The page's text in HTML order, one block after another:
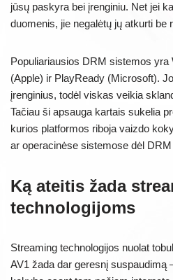
jūsų paskyra bei įrenginiu. Net jei
duomenis, jie negalėtų jų atkurti be
Populiariausios DRM sistemos
(Apple) ir PlayReady (Microsoft).
įrenginius, todėl viskas veikia
Tačiau ši apsauga kartais sukelia
kurios platformos riboja vaizdo
ar operacinėse sistemose dėl
Ką ateitis žada
technologijoms
Streaming technologijos nuolat
AV1 žada dar geresnį suspaudimą